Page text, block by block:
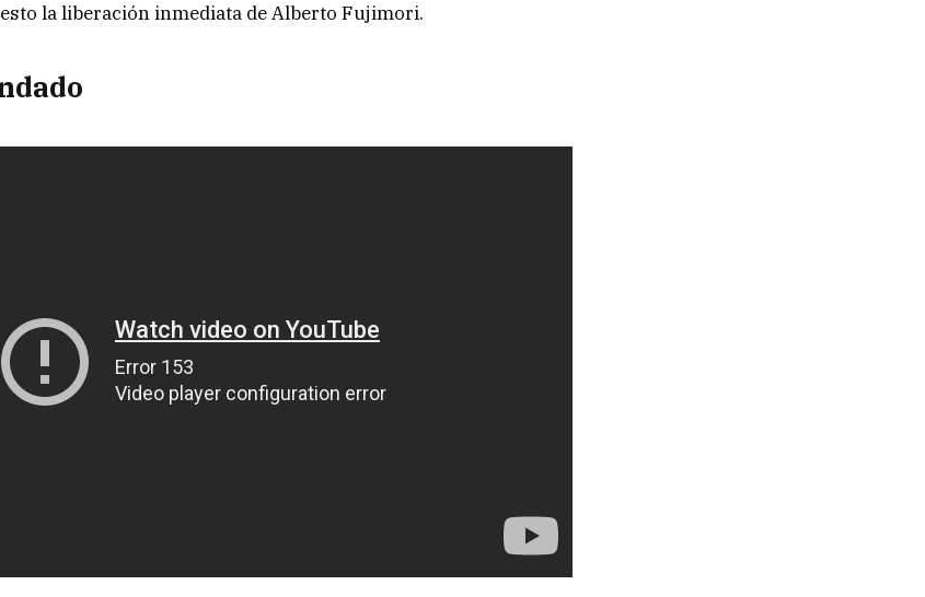
la liberación inmediata de Alberto Fujimori.